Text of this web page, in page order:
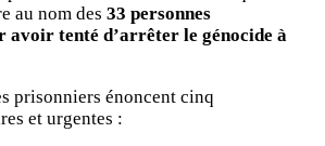
au nom des 33 personnes
avoir tenté d’arrêter le génocide à
prisonniers énoncent cinq
et urgentes :